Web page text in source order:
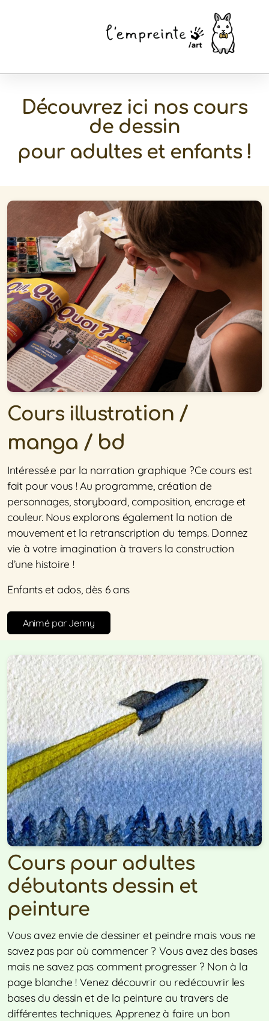
Découvrez ici nos cours
de dessin
pour adultes et enfants !
Cours illustration /
manga / bd
Intéressé.e par la narration graphique ?Ce cours est
fait pour vous ! Au programme, création de
personnages, storyboard, composition, encrage et
couleur. Nous explorons également la notion de
mouvement et la retranscription du temps. Donnez
vie à votre imagination à travers la construction
d’une histoire !
Enfants et ados, dès 6 ans
Animé par Jenny
Cours pour adultes
débutants dessin et
peinture
Vous avez envie de dessiner et peindre mais vous ne
savez pas par où commencer ? Vous avez des bases
mais ne savez pas comment progresser ? Non à la
page blanche ! Venez découvrir ou redécouvrir les
bases du dessin et de la peinture au travers de
différentes techniques. Apprenez à faire un bon